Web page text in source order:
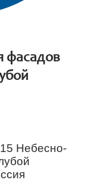
фасадов
Небесно-